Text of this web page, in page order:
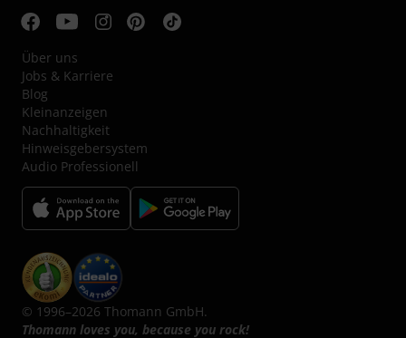
Über uns
Jobs & Karriere
Blog
Kleinanzeigen
Nachhaltigkeit
Hinweisgebersystem
Audio Professionell
© 1996–2026 Thomann GmbH.
Thomann loves you, because you rock!